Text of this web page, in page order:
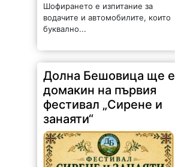
Шофирането е изпитание за
водачите и автомобилите, които
буквално...
Долна Бешовица ще е
домакин на първия
фестивал „Сирене и
занаяти“